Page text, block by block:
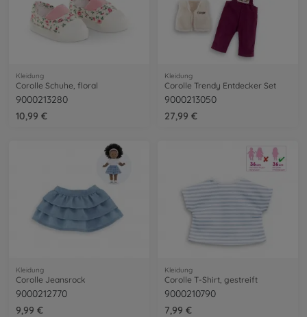
Kleidung
Corolle Schuhe, floral
9000213280
10,99 €
Kleidung
Corolle Trendy Entdecker Set
9000213050
27,99 €
Kleidung
Corolle Jeansrock
9000212770
9,99 €
Kleidung
Corolle T-Shirt, gestreift
9000210790
7,99 €